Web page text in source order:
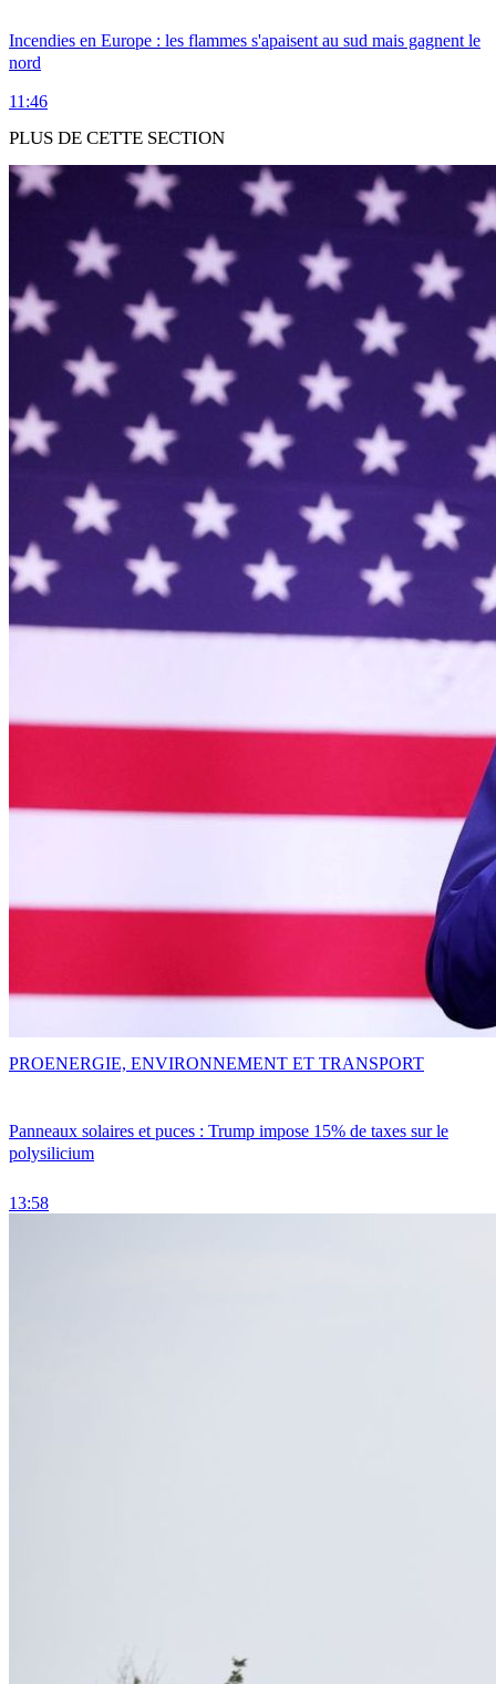
Incendies en Europe : les flammes s'apaisent au sud mais gagnent le
nord
11:46
PLUS DE CETTE SECTION
Panneaux solaires et puces : Trump impose 15% de taxes sur le
polysilicium
13:58
PROENERGIE, ENVIRONNEMENT ET TRANSPORT